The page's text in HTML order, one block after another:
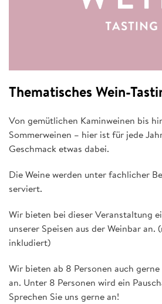
Thematisches Wein-
Von gemütlichen Kaminweinen bis
Sommerweinen – hier ist für jede
Geschmack etwas dabei.
Die Weine werden unter fachlicher
serviert.
Wir bieten bei dieser Veranstaltung
unserer Speisen aus der Weinbar an.
inkludiert)
Wir bieten ab 8 Personen auch gerne
an. Unter 8 Personen wird ein
Sprechen Sie uns gerne an!